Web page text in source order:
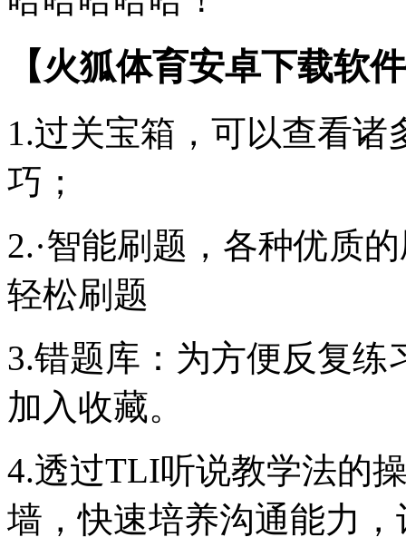
【火狐体育安卓下载软
1.过关宝箱，可以查看
巧；
2.·智能刷题，各种优质
轻松刷题
3.错题库：为方便反复
加入收藏。
4.透过TLI听说教学法的
墙，快速培养沟通能力